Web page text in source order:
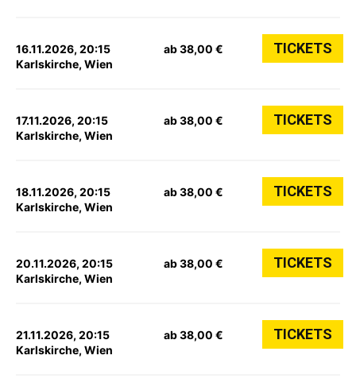
16.11.2026, 20:15
Karlskirche, Wien
ab 38,00 € TICKETS
17.11.2026, 20:15
Karlskirche, Wien
ab 38,00 € TICKETS
18.11.2026, 20:15
Karlskirche, Wien
ab 38,00 € TICKETS
20.11.2026, 20:15
Karlskirche, Wien
ab 38,00 € TICKETS
21.11.2026, 20:15
Karlskirche, Wien
ab 38,00 € TICKETS